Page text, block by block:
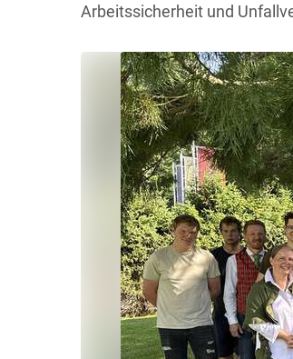
Arbeitssicherheit und